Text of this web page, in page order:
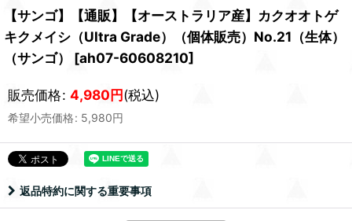
【サンゴ】【通販】【オーストラリア産】カクオオトゲ
キクメイシ（Ultra Grade）（個体販売）No.21（生体）
（サンゴ）
[ah07-60608210]
販売価格: 4,980円(税込)
希望小売価格: 5,980円
返品特約に関する重要事項